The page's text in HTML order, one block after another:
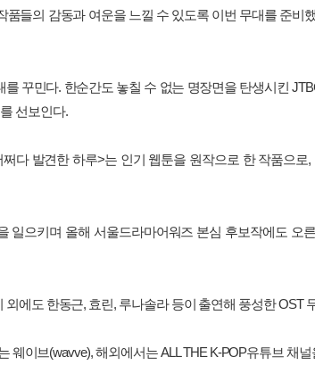
품들의 감동과 여운을 느낄 수 있도록 이번 무대를 준비
를 꾸민다. 한순간도 놓칠 수 없는 명장면을 탄생시킨
선보인다.
쩌다 발견한 하루>는 인기 웹툰을 원작으로 한 작품으로,
일으키며 올해 서울드라마어워즈 본심 후보작에도 오른
외에도 한동근, 효린 , 루나솔라 등이 출연해 풍성한OST
웨이브(wavve),해외에서는ALL THE K-POP유튜브 채널